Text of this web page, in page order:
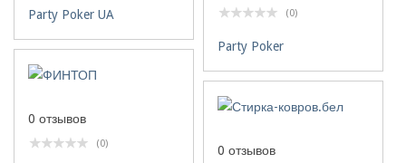
Party Poker UA (0)
Party Poker
0 отзывов
(0) 0 отзывов